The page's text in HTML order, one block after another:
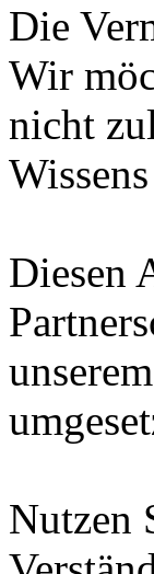
Die
Wir
nicht
Diesen
Nutzen